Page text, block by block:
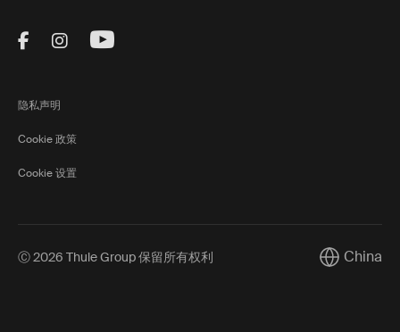
自行车设计，而其他车架可以承载三到四辆。如果您骑的
其次，考虑自行车如何固定在车架上。有些系统通过车架
固定自行车，而其他系统则通过固定车轮来提供额外保
Visit Thule on Facebook (external link)
Visit Thule on Instagram (external link)
Visit Thule on Youtube (external
隐私声明
Cookie 政策
Cookie 设置
Ⓒ 2026 Thule Group 保留所有权利 Current
China